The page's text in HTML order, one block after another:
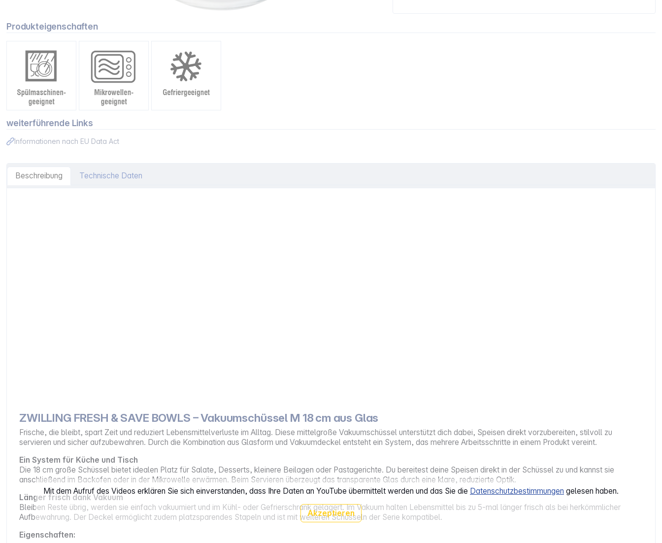
Produkteigenschaften
weiterführende Links
Informationen nach EU Data Act
Beschreibung Technische Daten
Mit dem Aufruf des Videos erklären Sie sich einverstanden, dass Ihre Daten an YouTube übermittelt werden und das Sie die Datenschutzbestimmungen gelesen haben.
Akzeptieren
ZWILLING FRESH & SAVE BOWLS – Vakuumschüssel M 18 cm aus Glas
Frische, die bleibt, spart Zeit und reduziert Lebensmittelverluste im Alltag. Diese mittelgroße Vakuumschüssel unterstützt dich dabei, Speisen direkt vorzubereiten, stilvoll zu
servieren und sicher aufzubewahren. Durch die Kombination aus Glasform und Vakuumdeckel entsteht ein System, das mehrere Arbeitsschritte in einem Produkt vereint.
Ein System für Küche und Tisch
Die 18 cm große Schüssel bietet idealen Platz für Salate, Desserts, kleinere Beilagen oder Pastagerichte. Du bereitest deine Speisen direkt in der Schüssel zu und kannst sie
anschließend im Backofen oder in der Mikrowelle erwärmen. Beim Servieren überzeugt das transparente Glas durch eine klare, reduzierte Optik.
Länger frisch dank Vakuum
Bleiben Reste übrig, werden sie einfach vakuumiert und im Kühl- oder Gefrierschrank gelagert. Im Vakuum halten Lebensmittel bis zu 5‑mal länger frisch als bei herkömmlicher
Aufbewahrung. Der Deckel ermöglicht zudem platzsparendes Stapeln und ist mit weiteren Schüsseln der Serie kompatibel.
Eigenschaften: